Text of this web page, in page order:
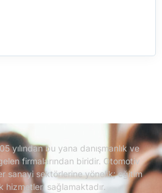
yılından bu yana danışmanlık ve
firmalarından biridir. Otomotiv
sanayi sektörlerine yönelik; eğitim
hizmetleri sağlamaktadır.